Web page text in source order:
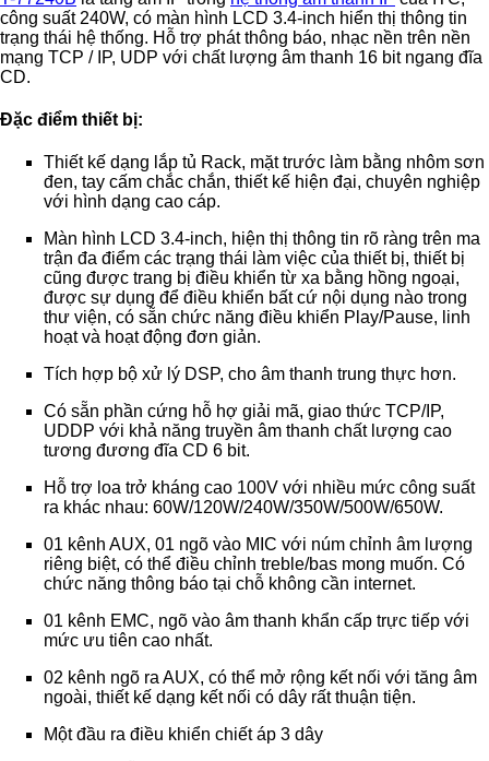
công suất 240W, có màn hình LCD 3.4-inch hiển thị thông tin
trạng thái hệ thống. Hỗ trợ phát thông báo, nhạc nền trên nền
mạng TCP / IP, UDP với chất lượng âm thanh 16 bit ngang đĩa
CD.
Đặc điểm thiết bị:
Thiết kế dạng lắp tủ Rack, mặt trước làm bằng nhôm sơn
đen, tay cấm chắc chắn, thiết kế hiện đại, chuyên nghiệp
với hình dạng cao cáp.
Màn hình LCD 3.4-inch, hiện thị thông tin rõ ràng trên ma
trận đa điểm các trạng thái làm việc của thiết bị, thiết bị
cũng được trang bị điều khiển từ xa bằng hồng ngoại,
được sự dụng để điều khiển bất cứ nội dụng nào trong
thư viện, có sẵn chức năng điều khiển Play/Pause, linh
hoạt và hoạt động đơn giản.
Tích hợp bộ xử lý DSP, cho âm thanh trung thực hơn.
Có sẵn phần cứng hỗ hợ giải mã, giao thức TCP/IP,
UDDP với khả năng truyền âm thanh chất lượng cao
tương đương đĩa CD 6 bit.
Hỗ trợ loa trở kháng cao 100V với nhiều mức công suất
ra khác nhau: 60W/120W/240W/350W/500W/650W.
01 kênh AUX, 01 ngõ vào MIC với núm chỉnh âm lượng
riêng biệt, có thể điều chỉnh treble/bas mong muốn. Có
chức năng thông báo tại chỗ không cần internet.
01 kênh EMC, ngõ vào âm thanh khẩn cấp trực tiếp với
mức ưu tiên cao nhất.
02 kênh ngõ ra AUX, có thể mở rộng kết nối với tăng âm
ngoài, thiết kế dạng kết nối có dây rất thuận tiện.
Một đầu ra điều khiển chiết áp 3 dây